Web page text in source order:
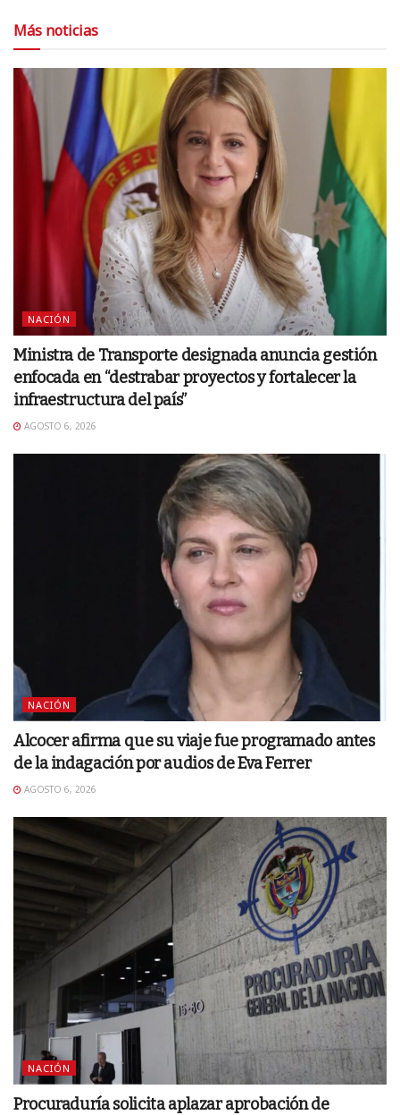
Más noticias
NACIÓN
Ministra de Transporte designada anuncia gestión
enfocada en “destrabar proyectos y fortalecer la
infraestructura del país”
AGOSTO 6, 2026
NACIÓN
Alcocer afirma que su viaje fue programado antes
de la indagación por audios de Eva Ferrer
AGOSTO 6, 2026
NACIÓN
Procuraduría solicita aplazar aprobación de